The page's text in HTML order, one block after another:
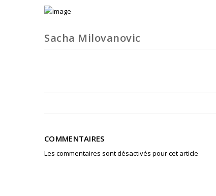
Sacha Milovanovic
COMMENTAIRES
Les commentaires sont désactivés pour cet article